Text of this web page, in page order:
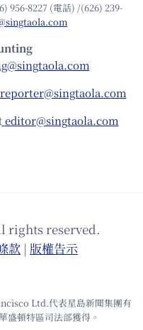
956-8227 (電話) /(626) 239-
reporter@singtaola.com
editor@singtaola.com
rights reserved.
款 | 版權告⽰
Ltd.代表星島新聞集團有
盛頓特區司法部獲得。